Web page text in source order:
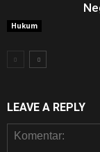
Hukum
LEAVE A REPLY